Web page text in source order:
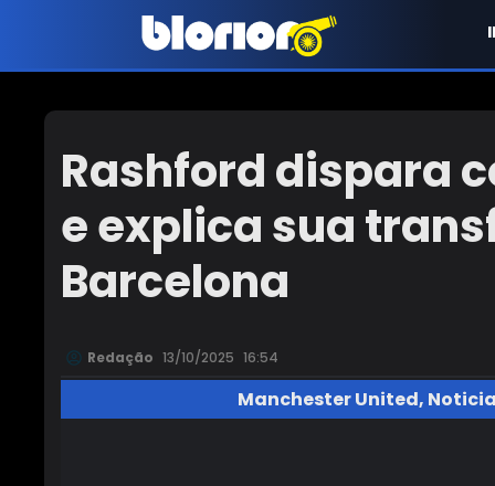
Rashford dispara
e explica sua
Barcelona
Redação 13/10/2025 16:54
Manchester United,